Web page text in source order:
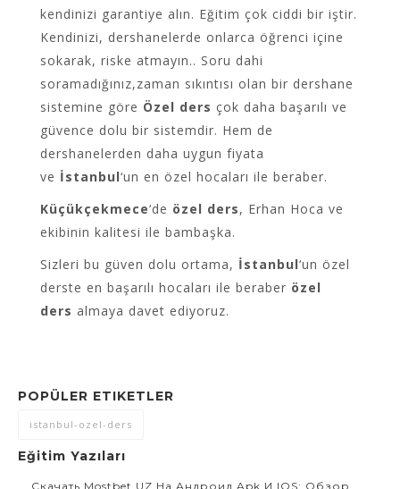
kendinizi garantiye alın. Eğitim çok ciddi bir iştir.
Kendinizi, dershanelerde onlarca öğrenci içine
sokarak, riske atmayın.. Soru dahi
soramadığınız,zaman sıkıntısı olan bir dershane
sistemine göre Özel ders çok daha başarılı ve
güvence dolu bir sistemdir. Hem de
dershanelerden daha uygun fiyata
ve İstanbul‘un en özel hocaları ile beraber.
Küçükçekmece‘de özel ders, Erhan Hoca ve
ekibinin kalitesi ile bambaşka.
Sizleri bu güven dolu ortama, İstanbul‘un özel
derste en başarılı hocaları ile beraber özel
ders almaya davet ediyoruz.
POPÜLER ETIKETLER
istanbul-ozel-ders
Eğitim Yazıları
Скачать Mostbet UZ На Андроид Apk И IOS: Обзор